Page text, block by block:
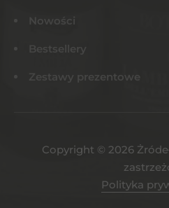
Nowości
Bestsellery
Zestawy prezentowe
Copyright © 2026
Polityka